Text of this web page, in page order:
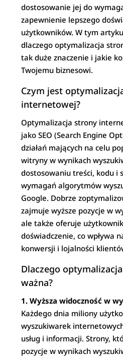
dostosowanie jej do
zapewnienie lepszego
użytkowników. W tym
dlaczego optymalizacja
tak duże znaczenie i jakie
Twojemu biznesowi.
Czym jest
internetowej?
Optymalizacja strony
jako SEO (Search Engine
działań mających na celu
witryny w wynikach
dostosowaniu treści, kodu i
wymagań algorytmów
Google. Dobrze
zajmuje wyższe pozycje w
ale także oferuje
doświadczenie, co wpływa
konwersji i lojalności
Dlaczego
ważna?
1. Wyższa widoczność w
Każdego dnia miliony
wyszukiwarek
usług i informacji. Strony,
pozycje w wynikach